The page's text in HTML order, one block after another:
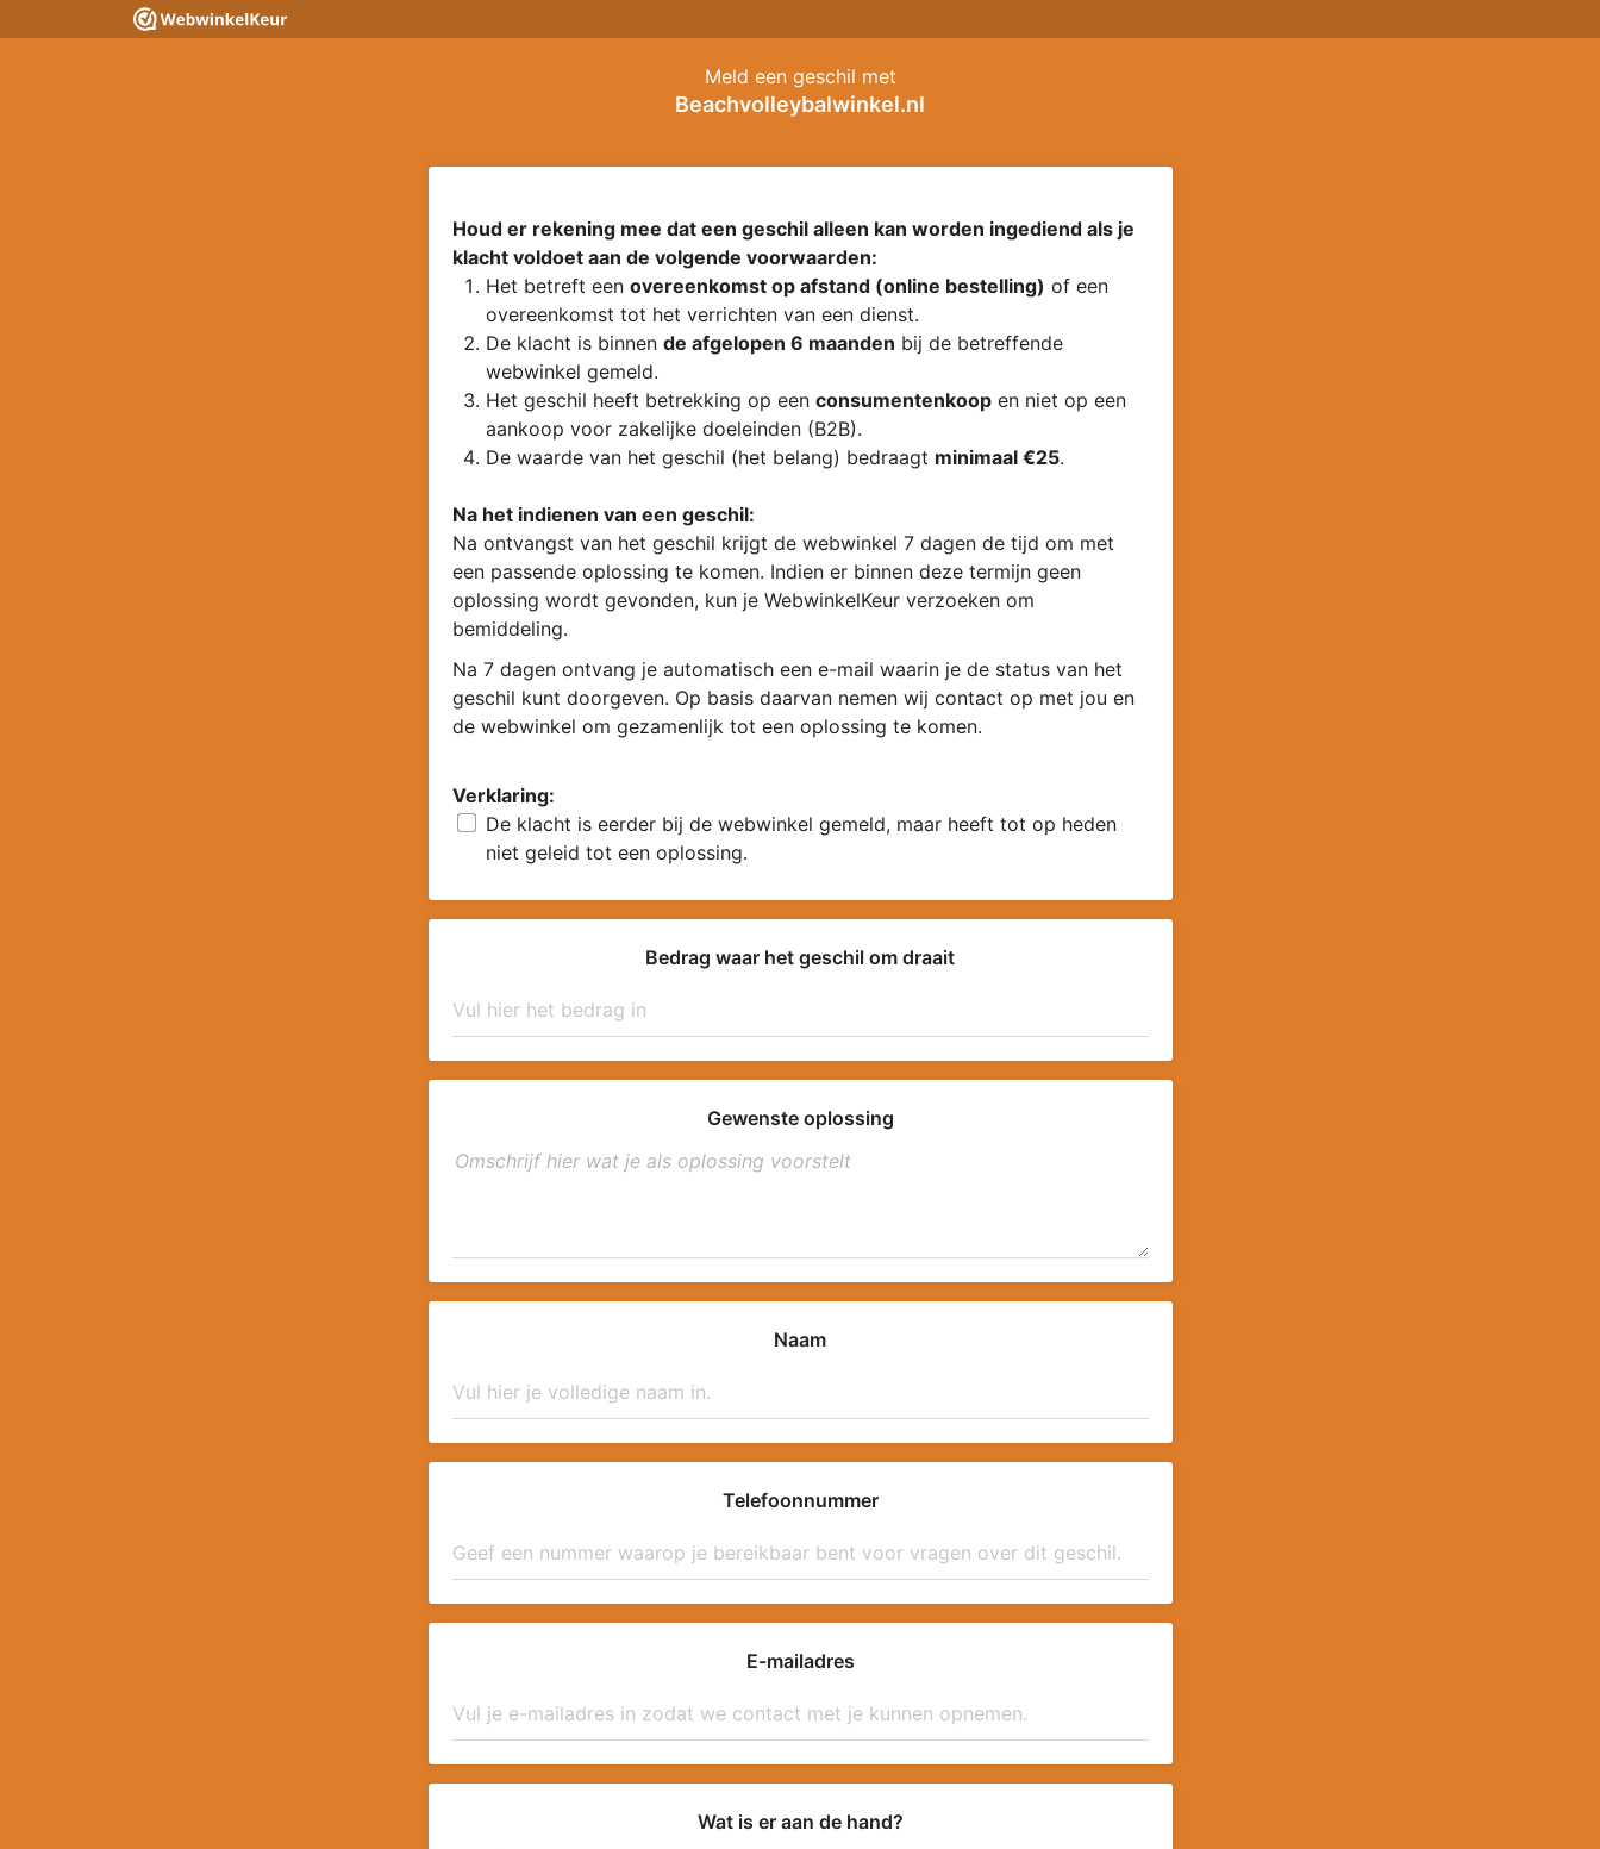
Meld een geschil met
Beachvolleybalwinkel.nl
Houd er rekening mee dat een geschil alleen kan worden ingediend als je
klacht voldoet aan de volgende voorwaarden:
Het betreft een overeenkomst op afstand (online bestelling) of een
overeenkomst tot het verrichten van een dienst.
De klacht is binnen de afgelopen 6 maanden bij de betreffende
webwinkel gemeld.
Het geschil heeft betrekking op een consumentenkoopen niet op een
aankoop voor zakelijke doeleinden (B2B).
De waarde van het geschil (het belang) bedraagt minimaal €25.
Na het indienen van een geschil:
Na ontvangst van het geschil krijgt de webwinkel 7 dagen de tijd om met
een passende oplossing te komen. Indien er binnen deze termijn geen
oplossing wordt gevonden, kun je WebwinkelKeur verzoeken om
bemiddeling.
Na 7 dagen ontvang je automatisch een e-mail waarin je de status van het
geschil kunt doorgeven. Op basis daarvan nemen wij contact op met jou en
de webwinkel om gezamenlijk tot een oplossing te komen.
Verklaring:
De klacht is eerder bij de webwinkel gemeld, maar heeft tot op heden
niet geleid tot een oplossing.
Bedrag waar het geschil om draait
Gewenste oplossing
Naam
Telefoonnummer
E-mailadres
Wat is er aan de hand?